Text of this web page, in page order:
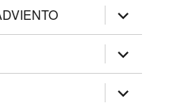
expande
el
menú
inferior
expande
el
menú
inferior
expande
el